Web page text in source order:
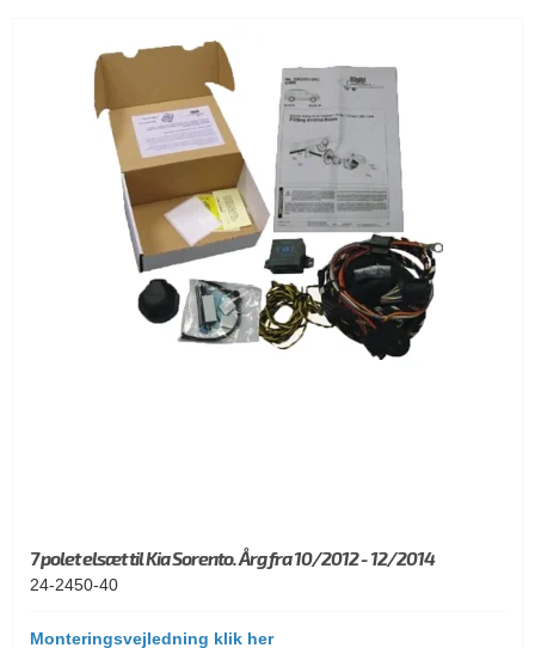
7 polet elsæt til Kia Sorento. Årg fra 10/2012 - 12/2014
24-2450-40
Monteringsvejledning klik her